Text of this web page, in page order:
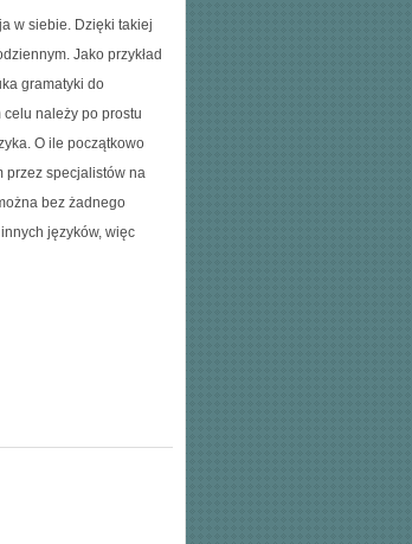
w siebie. Dzięki takiej
Jako przykład
gramatyki do
celu należy po prostu
O ile początkowo
przez specjalistów na
bez żadnego
języków, więc